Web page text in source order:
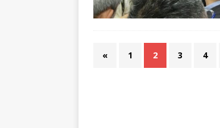
« 1 2 3 4